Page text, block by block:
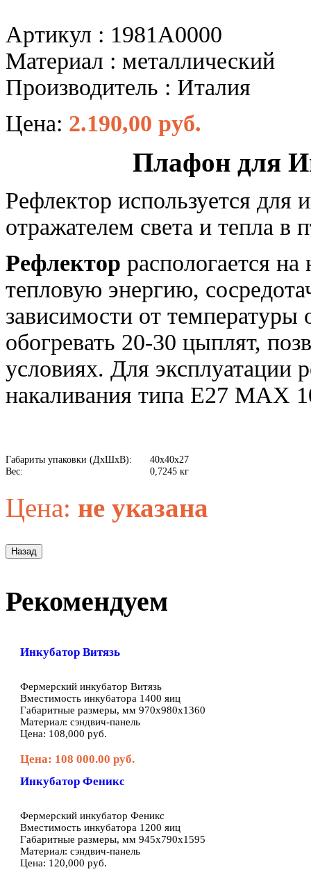
Артикул : 1981А0000
Материал : металлический
Производитель : Италия
Цена: 2.190,00 руб.
Плафон для
Рефлектор используется
отражателем света и тепла в
Рефлектор распологается
тепловую энергию,
зависимости от
обогревать 20-30 цыплят,
условиях. Для эксплуатации
накаливания типа E27 MAX
Габариты упаковки (ДхШхВ):
40x40x27
Вес:
0,7245 кг
Цена: не указана
Рекомендуем
Инкубатор Витязь
Фермерский инкубатор Витязь
Вместимость инкубатора 1400 яиц
Габаритные размеры, мм 970х980х1360
Материал: сэндвич-панель
Цена: 108,000 руб.
Цена: 108 000.00 руб.
Инкубатор Феникс
Фермерский инкубатор Феникс
Вместимость инкубатора 1200 яиц
Габаритные размеры, мм 945х790х1595
Материал: сэндвич-панель
Цена: 120,000 руб.